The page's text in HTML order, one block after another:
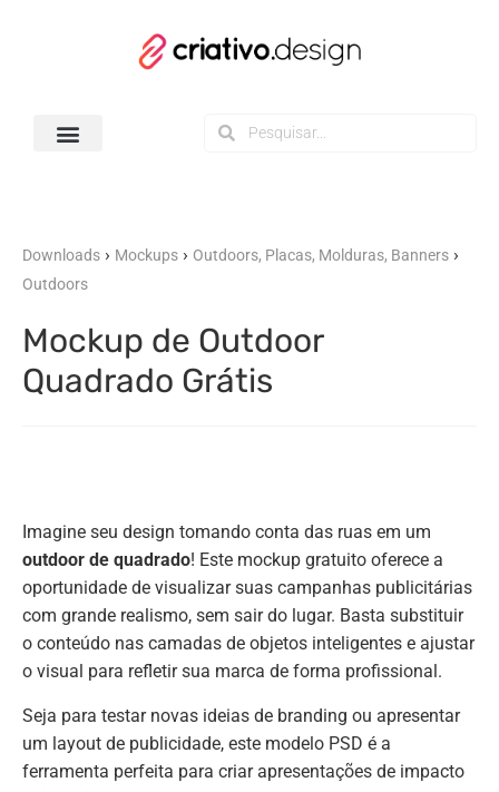
Downloads › Mockups › Outdoors, Placas, Molduras, Banners ›
Outdoors
Mockup de Outdoor
Quadrado Grátis
Imagine seu design tomando conta das ruas em um
outdoor de quadrado! Este mockup gratuito oferece a
oportunidade de visualizar suas campanhas publicitárias
com grande realismo, sem sair do lugar. Basta substituir
o conteúdo nas camadas de objetos inteligentes e ajustar
o visual para refletir sua marca de forma profissional.
Seja para testar novas ideias de branding ou apresentar
um layout de publicidade, este modelo PSD é a
ferramenta perfeita para criar apresentações de impacto